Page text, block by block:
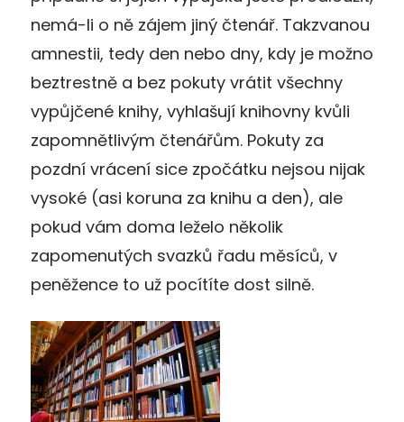
nemá-li o ně zájem jiný čtenář. Takzvanou
amnestii, tedy den nebo dny, kdy je možno
beztrestně a bez pokuty vrátit všechny
vypůjčené knihy, vyhlašují knihovny kvůli
zapomnětlivým čtenářům. Pokuty za
pozdní vrácení sice zpočátku nejsou nijak
vysoké (asi koruna za knihu a den), ale
pokud vám doma leželo několik
zapomenutých svazků řadu měsíců, v
peněžence to už pocítíte dost silně.